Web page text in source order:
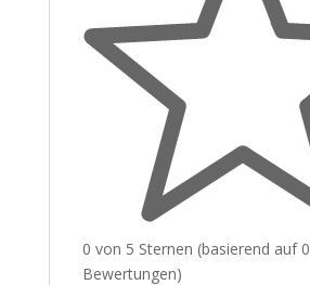
0 von 5 Sternen (basierend auf 0
Bewertungen)